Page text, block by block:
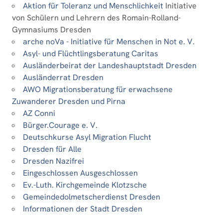
Aktion für Toleranz und Menschlichkeit Initiative
von Schülern und Lehrern des Romain-Rolland-
Gymnasiums Dresden
arche noVa - Initiative für Menschen in Not e. V.
Asyl- und Flüchtlingsberatung Caritas
Ausländerbeirat der Landeshauptstadt Dresden
Ausländerrat Dresden
AWO Migrationsberatung für erwachsene
Zuwanderer Dresden und Pirna
AZ Conni
Bürger.Courage e. V.
Deutschkurse Asyl Migration Flucht
Dresden für Alle
Dresden Nazifrei
Eingeschlossen Ausgeschlossen
Ev.-Luth. Kirchgemeinde Klotzsche
Gemeindedolmetscherdienst Dresden
Informationen der Stadt Dresden